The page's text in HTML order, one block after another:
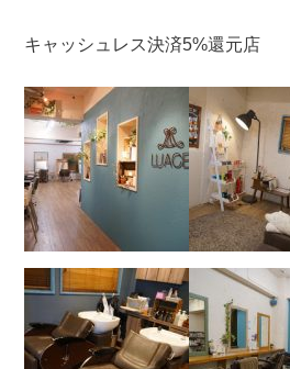
キャッシュレス決済5%還元店